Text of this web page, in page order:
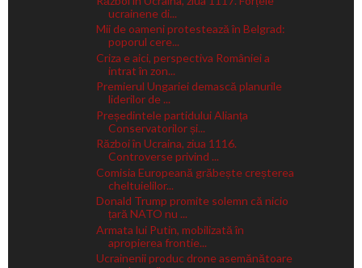
ucrainene di...
Mii de oameni protestează în Belgrad:
poporul cere...
Criza e aici, perspectiva României a
intrat în zon...
Premierul Ungariei demască planurile
liderilor de ...
Președintele partidului Alianța
Conservatorilor și...
Război în Ucraina, ziua 1116.
Controverse privind ...
Comisia Europeană grăbește creșterea
cheltuielilor...
Donald Trump promite solemn că nicio
țară NATO nu ...
Armata lui Putin, mobilizată în
apropierea frontie...
Ucrainenii produc drone asemănătoare